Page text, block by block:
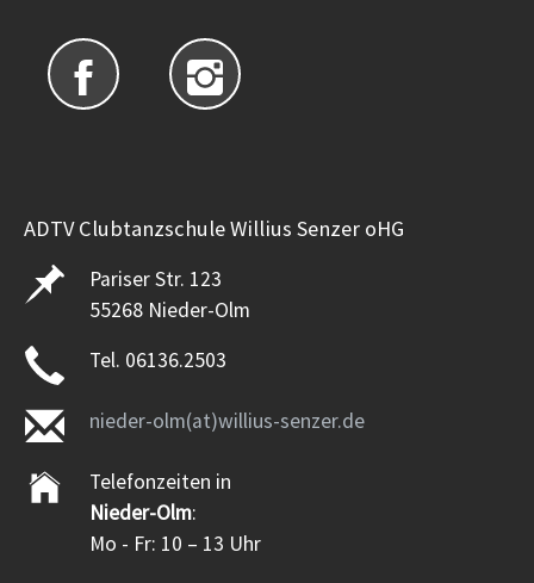
ADTV Clubtanzschule Willius Senzer oHG
Pariser Str. 123
55268 Nieder-Olm
Tel. 06136.2503
nieder-olm(at)willius-senzer.de
Telefonzeiten in
Nieder-Olm:
Mo - Fr: 10 – 13 Uhr